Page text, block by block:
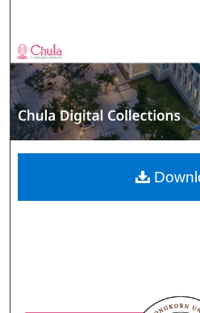
Browse
My
Digital